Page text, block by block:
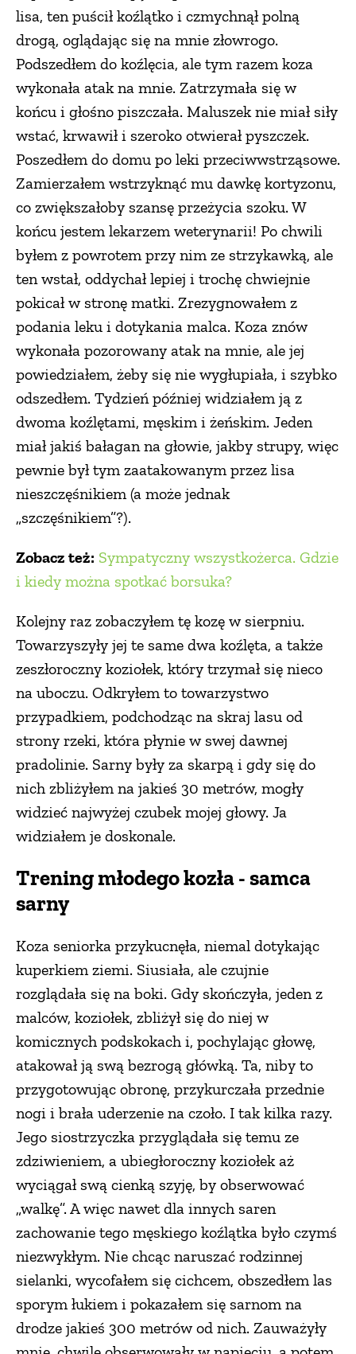
lisa, ten puścił koźlątko i czmychnął polną
drogą, oglądając się na mnie złowrogo.
Podszedłem do koźlęcia, ale tym razem koza
wykonała atak na mnie. Zatrzymała się w
końcu i głośno piszczała. Maluszek nie miał siły
wstać, krwawił i szeroko otwierał pyszczek.
Poszedłem do domu po leki przeciwwstrząsowe.
Zamierzałem wstrzyknąć mu dawkę kortyzonu,
co zwiększałoby szansę przeżycia szoku. W
końcu jestem lekarzem weterynarii! Po chwili
byłem z powrotem przy nim ze strzykawką, ale
ten wstał, oddychał lepiej i trochę chwiejnie
pokicał w stronę matki. Zrezygnowałem z
podania leku i dotykania malca. Koza znów
wykonała pozorowany atak na mnie, ale jej
powiedziałem, żeby się nie wygłupiała, i szybko
odszedłem. Tydzień później widziałem ją z
dwoma koźlętami, męskim i żeńskim. Jeden
miał jakiś bałagan na głowie, jakby strupy, więc
pewnie był tym zaatakowanym przez lisa
nieszczęśnikiem (a może jednak
„szczęśnikiem”?).
Zobacz też: Sympatyczny wszystkożerca. Gdzie
i kiedy można spotkać borsuka?
Kolejny raz zobaczyłem tę kozę w sierpniu.
Towarzyszyły jej te same dwa koźlęta, a także
zeszłoroczny koziołek, który trzymał się nieco
na uboczu. Odkryłem to towarzystwo
przypadkiem, podchodząc na skraj lasu od
strony rzeki, która płynie w swej dawnej
pradolinie. Sarny były za skarpą i gdy się do
nich zbliżyłem na jakieś 30 metrów, mogły
widzieć najwyżej czubek mojej głowy. Ja
widziałem je doskonale.
Trening młodego kozła - samca
sarny
Koza seniorka przykucnęła, niemal dotykając
kuperkiem ziemi. Siusiała, ale czujnie
rozglądała się na boki. Gdy skończyła, jeden z
malców, koziołek, zbliżył się do niej w
komicznych podskokach i, pochylając głowę,
atakował ją swą bezrogą główką. Ta, niby to
przygotowując obronę, przykurczała przednie
nogi i brała uderzenie na czoło. I tak kilka razy.
Jego siostrzyczka przyglądała się temu ze
zdziwieniem, a ubiegłoroczny koziołek aż
wyciągał swą cienką szyję, by obserwować
„walkę”. A więc nawet dla innych saren
zachowanie tego męskiego koźlątka było czymś
niezwykłym. Nie chcąc naruszać rodzinnej
sielanki, wycofałem się cichcem, obszedłem las
sporym łukiem i pokazałem się sarnom na
drodze jakieś 300 metrów od nich. Zauważyły